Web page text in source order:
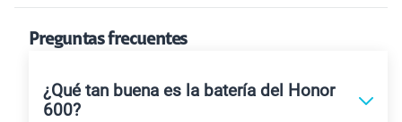
Preguntas frecuentes
¿Qué tan buena es la batería del Honor
600?